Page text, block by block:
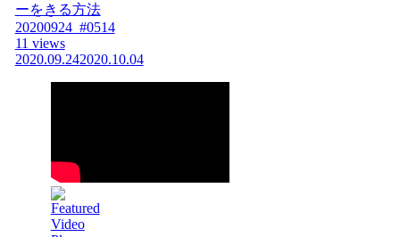
ーをきる方法
20200924_#0514
11 views
2020.09.242020.10.04